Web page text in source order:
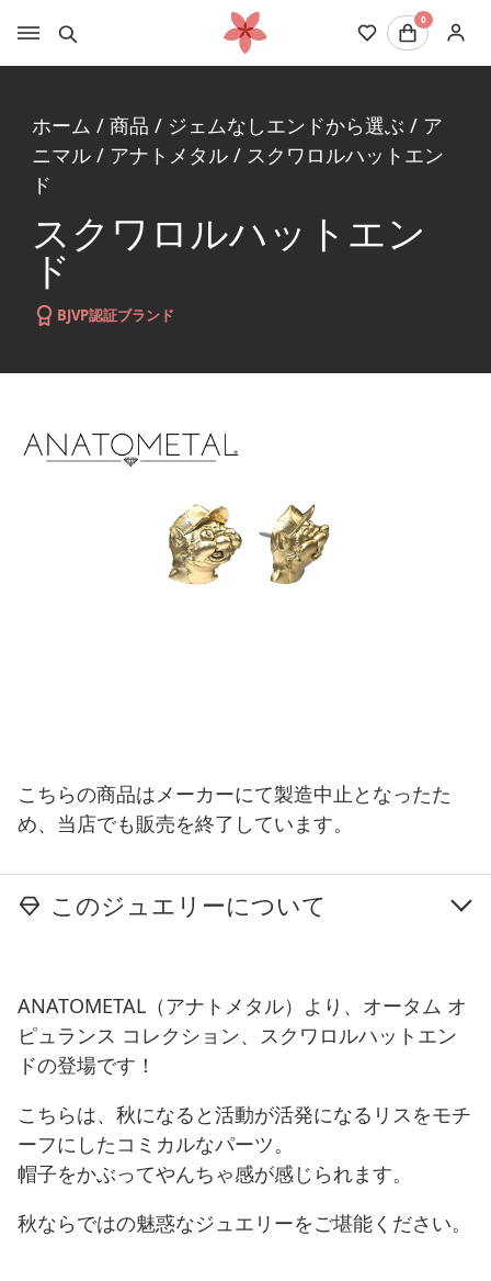
0
ホーム / 商品 / ジェムなしエンドから選ぶ / ア
ニマル/ アナトメタル/ スクワロルハットエン
ド
スクワロルハットエン
ド
BJVP認証ブランド
こちらの商品はメーカーにて製造中止となったた
め、当店でも販売を終了しています。
このジュエリーについて
ANATOMETAL（アナトメタル）より、オータム オ
ピュランス コレクション、スクワロルハットエン
ドの登場です！
こちらは、秋になると活動が活発になるリスをモチ
ーフにしたコミカルなパーツ。
帽子をかぶってやんちゃ感が感じられます。
秋ならではの魅惑なジュエリーをご堪能ください。